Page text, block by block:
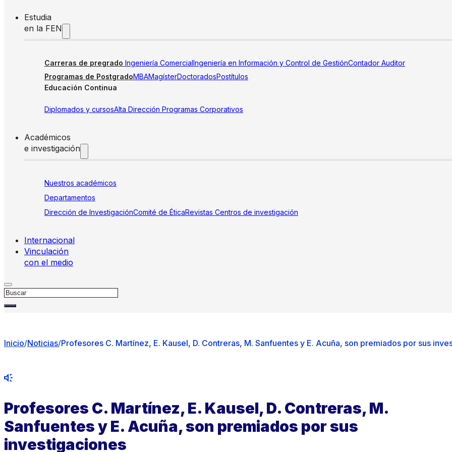
Estudia
en la FEN
Carreras de pregrado Ingeniería ComercialIngeniería en Información y Control de GestiónContador Auditor
Programas de PostgradoMBAMagísterDoctoradosPostítulos
Educación Continua
Diplomados y cursosAlta Dirección Programas Corporativos
Académicos
e investigación
Nuestros académicos
Departamentos
Dirección de InvestigaciónComité de ÉticaRevistas Centros de investigación
Internacional
Vinculación
con el medio
Buscar
Inicio/Noticias/Profesores C. Martínez, E. Kausel, D. Contreras, M. Sanfuentes y E. Acuña, son premiados por sus
Profesores C. Martínez, E. Kausel, D. Contreras, M.
Sanfuentes y E. Acuña, son premiados por sus
investigaciones